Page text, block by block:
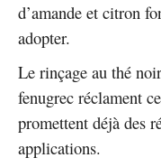
d’amande et citron
adopter.
Le rinçage au thé
fenugrec réclament
promettent déjà des
applications.